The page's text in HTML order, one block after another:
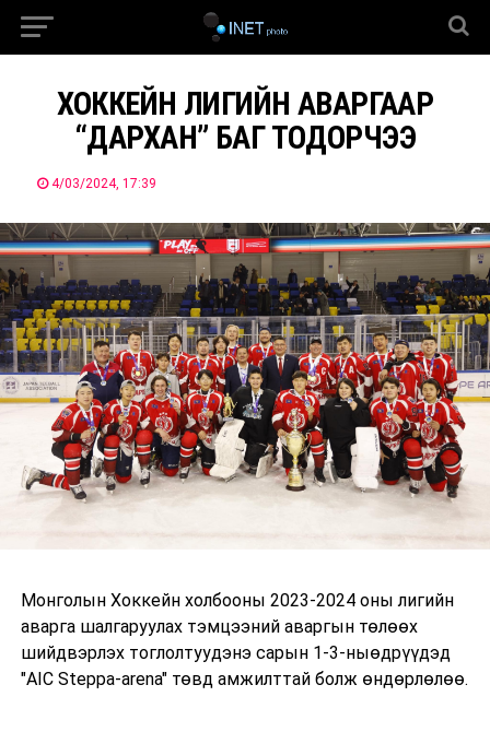
ХОККЕЙН ЛИГИЙН АВАРГААР
“ДАРХАН” БАГ ТОДОРЧЭЭ
4/03/2024, 17:39
Монголын Хоккейн холбооны 2023-2024 оны лигийн
аварга шалгаруулах тэмцээний аваргын төлөөх
шийдвэрлэх тоглолтуудэнэ сарын 1-3-ныөдрүүдэд
"AIC Steppa-arena" төвд амжилттай болж өндөрлөлөө.